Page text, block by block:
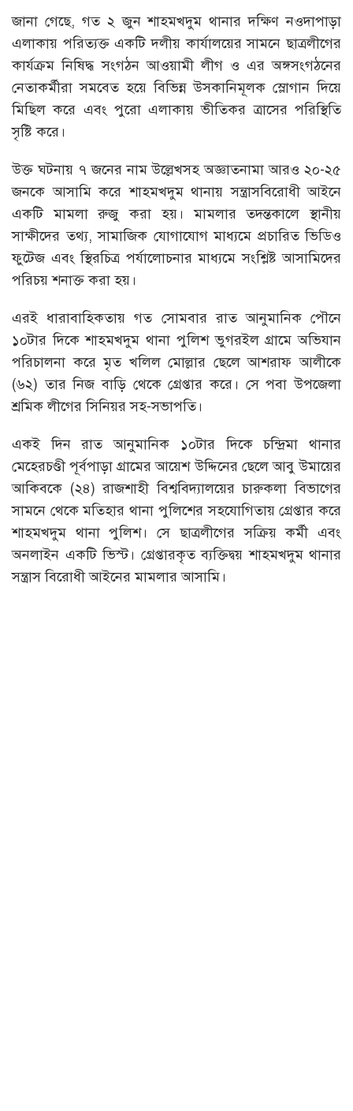
জানা গেছে, গত ২ জুন শাহমখদুম থানার দক্ষিণ নওদাপাড়া
এলাকায় পরিত্যক্ত একটি দলীয় কার্যালয়ের সামনে ছাত্রলীগের
কার্যক্রম নিষিদ্ধ সংগঠন আওয়ামী লীগ ও এর অঙ্গসংগঠনের
নেতাকর্মীরা সমবেত হয়ে বিভিন্ন উসকানিমূলক স্লোগান দিয়ে
মিছিল করে এবং পুরো এলাকায় ভীতিকর ত্রাসের পরিস্থিতি
সৃষ্টি করে।
উক্ত ঘটনায় ৭ জনের নাম উল্লেখসহ অজ্ঞাতনামা আরও ২০-২৫
জনকে আসামি করে শাহমখদুম থানায় সন্ত্রাসবিরোধী আইনে
একটি মামলা রুজু করা হয়। মামলার তদন্তকালে স্থানীয়
সাক্ষীদের তথ্য, সামাজিক যোগাযোগ মাধ্যমে প্রচারিত ভিডিও
ফুটেজ এবং স্থিরচিত্র পর্যালোচনার মাধ্যমে সংশ্লিষ্ট আসামিদের
পরিচয় শনাক্ত করা হয়।
এরই ধারাবাহিকতায় গত সোমবার রাত আনুমানিক পৌনে
১০টার দিকে শাহমখদুম থানা পুলিশ ভুগরইল গ্রামে অভিযান
পরিচালনা করে মৃত খলিল মোল্লার ছেলে আশরাফ আলীকে
(৬২) তার নিজ বাড়ি থেকে গ্রেপ্তার করে। সে পবা উপজেলা
শ্রমিক লীগের সিনিয়র সহ-সভাপতি।
একই দিন রাত আনুমানিক ১০টার দিকে চন্দ্রিমা থানার
মেহেরচণ্ডী পূর্বপাড়া গ্রামের আয়েশ উদ্দিনের ছেলে আবু উমায়ের
আকিবকে (২৪) রাজশাহী বিশ্ববিদ্যালয়ের চারুকলা বিভাগের
সামনে থেকে মতিহার থানা পুলিশের সহযোগিতায় গ্রেপ্তার করে
শাহমখদুম থানা পুলিশ। সে ছাত্রলীগের সক্রিয় কর্মী এবং
অনলাইন একটি ভিস্ট। গ্রেপ্তারকৃত ব্যক্তিদ্বয় শাহমখদুম থানার
সন্ত্রাস বিরোধী আইনের মামলার আসামি।